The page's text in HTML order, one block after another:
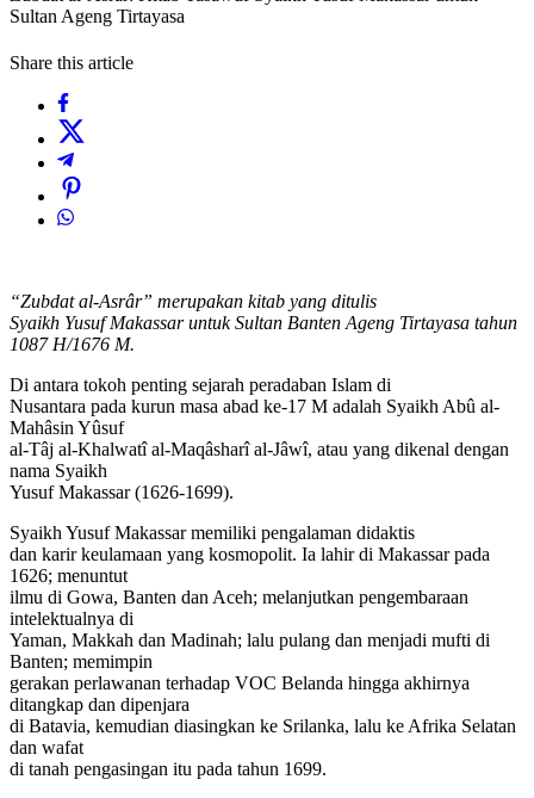
Sultan Ageng Tirtayasa
Share this article
“Zubdat al-Asrâr” merupakan kitab yang ditulis
Syaikh Yusuf Makassar untuk Sultan Banten Ageng Tirtayasa tahun
1087 H/1676 M.
Di antara tokoh penting sejarah peradaban Islam di
Nusantara pada kurun masa abad ke-17 M adalah Syaikh Abû al-
Mahâsin Yûsuf
al-Tâj al-Khalwatî al-Maqâsharî al-Jâwî, atau yang dikenal dengan
nama Syaikh
Yusuf Makassar (1626-1699).
Syaikh Yusuf Makassar memiliki pengalaman didaktis
dan karir keulamaan yang kosmopolit. Ia lahir di Makassar pada
1626; menuntut
ilmu di Gowa, Banten dan Aceh; melanjutkan pengembaraan
intelektualnya di
Yaman, Makkah dan Madinah; lalu pulang dan menjadi mufti di
Banten; memimpin
gerakan perlawanan terhadap VOC Belanda hingga akhirnya
ditangkap dan dipenjara
di Batavia, kemudian diasingkan ke Srilanka, lalu ke Afrika Selatan
dan wafat
di tanah pengasingan itu pada tahun 1699.